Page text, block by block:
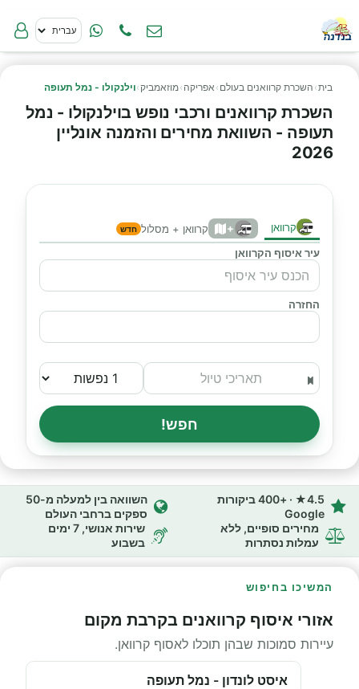
בית› השכרת קרוואנים בעולם › אפריקה ›מוזאמביק›וילנקולו - נמל תעופה
השכרת קרוואנים ורכבי נופש בוילנקולו - נמל
תעופה - השוואת מחירים והזמנה אונליין
2026
קרוואן + קרוואן + מסלול חדש
עיר איסוף הקרוואן
החזרה
חפש!
4.5★ · +400 ביקורות
Google
השוואה בין למעלה מ-50
ספקים ברחבי העולם
מחירים סופיים, ללא
עמלות נסתרות
שירות אנושי, 7 ימים
בשבוע
המשיכו בחיפוש
אזורי איסוף קרוואנים בקרבת מקום
עיירות סמוכות שבהן תוכלו לאסוף קרוואן.
איסט לונדון - נמל תעופה